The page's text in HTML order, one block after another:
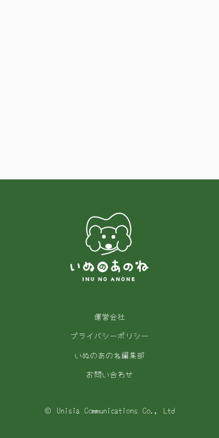
運営会社
プライバシーポリシー
いぬのあのね編集部
お問い合わせ
© Unisia Communications Co., Ltd